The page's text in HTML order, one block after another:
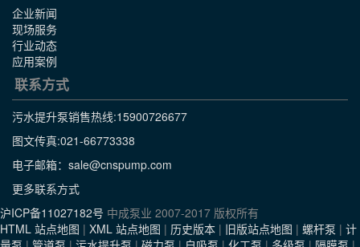
企业新闻
现场服务
行业动态
应用案例
联系方式
污水提升泵销售热线:15900726677
图文传真:021-66773338
电子邮箱：sale@cnspump.com
更多联系方式
沪ICP备11027182号 中成泵业 2007-2017 版权所有
HTML 站点地图 | XML 站点地图 | 历史版本 | 旧版站点地图 | 螺杆泵 | 计